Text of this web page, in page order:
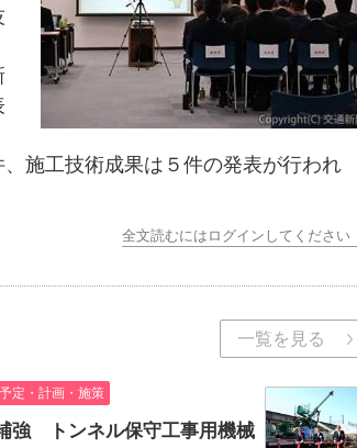
施工技術成果は５件の発表が行われ
全文読むにはログインしてください
一覧を見る
予定・計画・施策
強 トンネル保守工事用機械